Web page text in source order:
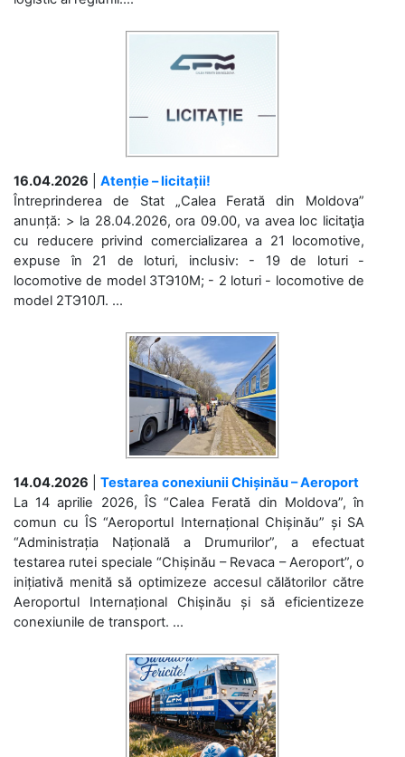
16.04.2026
Atenție – licitații!
Întreprinderea de Stat „Calea Ferată din Moldova”
anunță: > la 28.04.2026, ora 09.00, va avea loc licitaţia
cu reducere privind comercializarea a 21 locomotive,
expuse în 21 de loturi, inclusiv: - 19 de loturi -
locomotive de model 3ТЭ10М; - 2 loturi - locomotive de
model 2ТЭ10Л. ...
14.04.2026
Testarea conexiunii Chișinău – Aeroport
La 14 aprilie 2026, ÎS “Calea Ferată din Moldova”, în
comun cu ÎS “Aeroportul Internațional Chișinău” și SA
“Administrația Națională a Drumurilor”, a efectuat
testarea rutei speciale “Chișinău – Revaca – Aeroport”, o
inițiativă menită să optimizeze accesul călătorilor către
Aeroportul Internațional Chișinău și să eficientizeze
conexiunile de transport. ...